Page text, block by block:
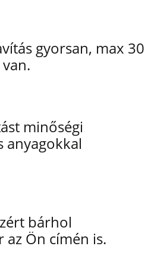
gyorsan, max 30
minőségi
anyagokkal
bárhol
az Ön címén is.